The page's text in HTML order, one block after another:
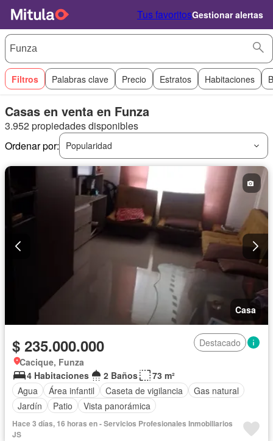
Tus favoritosGestionar alertas
Filtros Palabras clave Precio Estratos Habitaciones
Casas en venta en Funza
3.952 propiedades disponibles
Ordenar por:
Popularidad
Casa
$ 235.000.000
Destacado
Cacique, Funza
4 Habitaciones
2 Baños
73 m²
Agua
Área infantil Caseta de vigilancia
Gas natural
Jardín
Patio Vista panorámica
Hace 3 días, 16 horas en - Servicios Profesionales Inmobiliarios
JS